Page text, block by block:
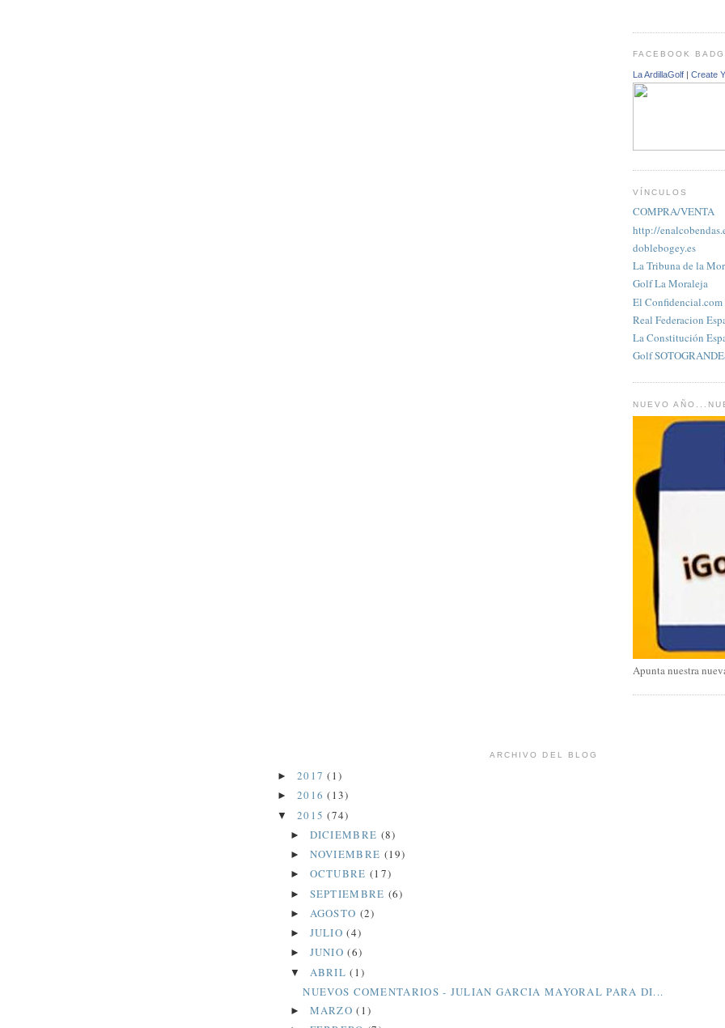
FACEBOOK
La ArdillaGolf | Create
VÍNCULOS
COMPRA/VENTA
http://
doblebogey.es
La Tribuna de la
Golf La Moraleja
El Confidencial.com
Real Federacion
La Constitución
Golf
NUEVO
Apunta nuestra
ARCHIVO DEL BLOG
► 2017(1)
► 2016(13)
▼ 2015(74)
► DICIEMBRE (8)
► NOVIEMBRE (19)
► OCTUBRE (17)
► SEPTIEMBRE (6)
► AGOSTO (2)
► JULIO(4)
► JUNIO(6)
▼ ABRIL(1)
NUEVOS COMENTARIOS - JULIAN GARCIA MAYORAL PARA DI...
► MARZO(1)